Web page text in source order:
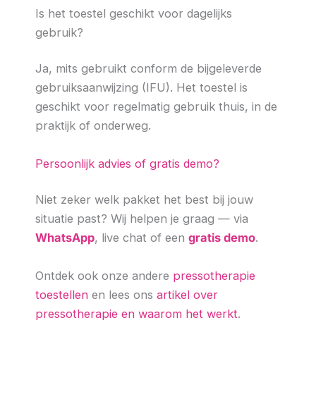
Is het toestel geschikt voor dagelijks
gebruik?
Ja, mits gebruikt conform de bijgeleverde
gebruiksaanwijzing (IFU). Het toestel is
geschikt voor regelmatig gebruik thuis, in de
praktijk of onderweg.
Persoonlijk advies of gratis demo?
Niet zeker welk pakket het best bij jouw
situatie past? Wij helpen je graag — via
WhatsApp, live chat of een gratis demo.
Ontdek ook onze andere pressotherapie
toestellen en lees ons artikel over
pressotherapie en waarom het werkt.